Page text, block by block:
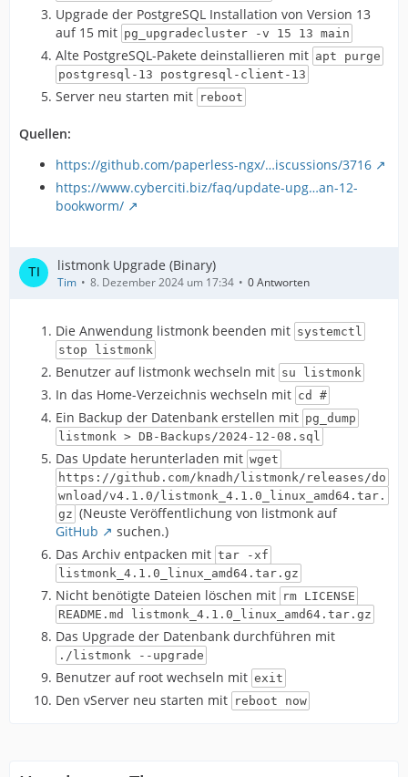
Upgrade der PostgreSQL Installation von Version 13
auf 15 mit pg_upgradecluster -v 15 13 main
Alte PostgreSQL-Pakete deinstallieren mit apt purge
postgresql-13 postgresql-client-13
Server neu starten mit reboot
Quellen:
https://github.com/paperless-ngx/…iscussions/3716
https://www.cyberciti.biz/faq/update-upg…an-12-
bookworm/
listmonk Upgrade (Binary)
Tim 8. Dezember 2024 um 17:34 0 Antworten
Die Anwendung listmonk beenden mit systemctl
stop listmonk
Benutzer auf listmonk wechseln mit su listmonk
In das Home-Verzeichnis wechseln mit cd #
Ein Backup der Datenbank erstellen mit pg_dump
listmonk > DB-Backups/2024-12-08.sql
Das Update herunterladen mit wget
https://github.com/knadh/listmonk/releases/do
wnload/v4.1.0/listmonk_4.1.0_linux_amd64.tar.
gz (Neuste Veröffentlichung von listmonk auf
GitHub
suchen.)
Das Archiv entpacken mit tar -xf
listmonk_4.1.0_linux_amd64.tar.gz
Nicht benötigte Dateien löschen mit rm LICENSE
README.md listmonk_4.1.0_linux_amd64.tar.gz
Das Upgrade der Datenbank durchführen mit
./listmonk --upgrade
Benutzer auf root wechseln mit exit
Den vServer neu starten mit reboot now